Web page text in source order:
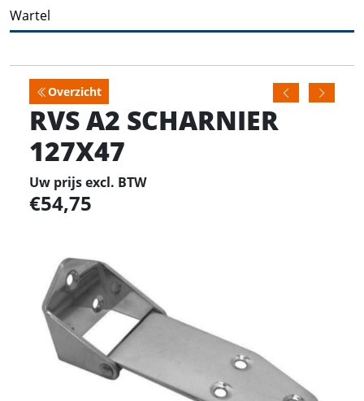
Wartel
Overzicht
RVS A2 SCHARNIER
127X47
Uw prijs excl. BTW
54,75